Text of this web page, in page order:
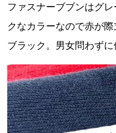
ファスナーブブンはグ
クなカラーなので赤が
ブラック。男女問わずに